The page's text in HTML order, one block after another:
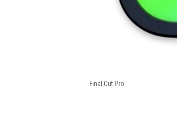
Final Cut Pro